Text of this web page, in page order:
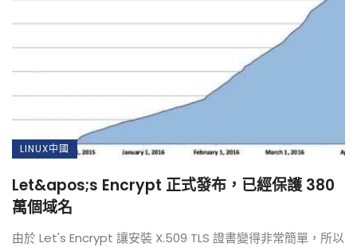
LINUX中國
Let&apos;s Encrypt 正式發布，已經保護 380
萬個域名
由於 Let's Encrypt 讓安裝 X.509 TLS 證書變得非常簡單，所以